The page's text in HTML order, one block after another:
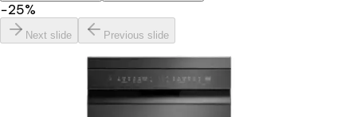
−25%
Next slide Previous slide